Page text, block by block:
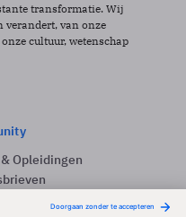
transformatie. Wij
verandert, van onze
cultuur, wetenschap
Opleidingen